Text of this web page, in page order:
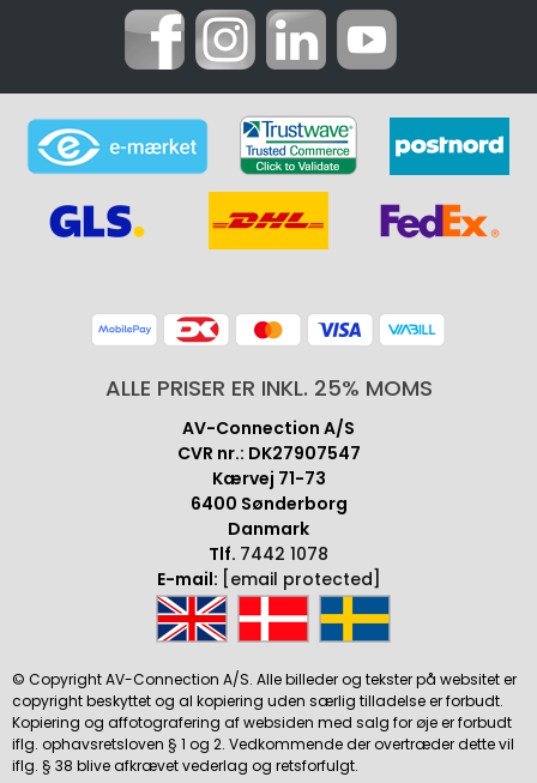
ALLE PRISER ER INKL. 25% MOMS
AV-Connection A/S
CVR nr.: DK27907547
Kærvej 71-73
6400 Sønderborg
Danmark
Tlf. 7442 1078
E-mail: [email protected]
© Copyright AV-Connection A/S. Alle billeder og tekster på websitet er
copyright beskyttet og al kopiering uden særlig tilladelse er forbudt.
Kopiering og affotografering af websiden med salg for øje er forbudt
iflg. ophavsretsloven § 1 og 2. Vedkommende der overtræder dette vil
iflg. § 38 blive afkrævet vederlag og retsforfulgt.